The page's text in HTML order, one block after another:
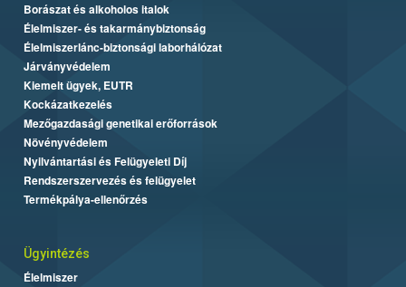
Borászat és alkoholos italok
Élelmiszer- és takarmánybiztonság
Élelmiszerlánc-biztonsági laborhálózat
Járványvédelem
Kiemelt ügyek, EUTR
Kockázatkezelés
Mezőgazdasági genetikai erőforrások
Növényvédelem
Nyilvántartási és Felügyeleti Díj
Rendszerszervezés és felügyelet
Termékpálya-ellenőrzés
Ügyintézés
Élelmiszer